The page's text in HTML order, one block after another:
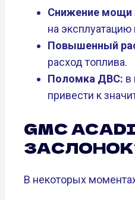
Снижение мощи
на
Повышенный
расход топлива.
Поломка ДВС: в
привести к
GMC
В некоторых